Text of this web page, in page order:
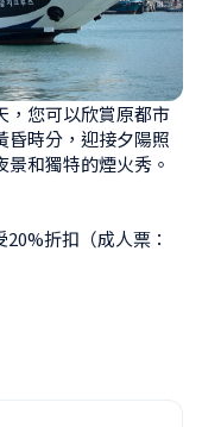
，您可以欣賞原都市
昏時分，迎接夕陽照
和獨特的煙火秀。
折扣（成人票：